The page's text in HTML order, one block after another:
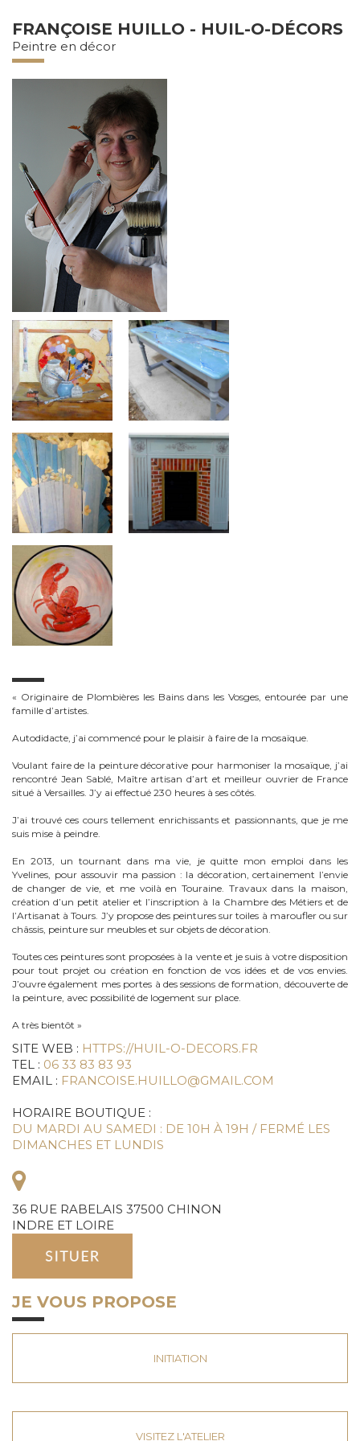
FRANÇOISE HUILLO - HUIL-O-DÉCORS
Peintre en décor
« Originaire de Plombières les Bains dans les Vosges, entourée par une
famille d’artistes.
Autodidacte, j’ai commencé pour le plaisir à faire de la mosaïque.
Voulant faire de la peinture décorative pour harmoniser la mosaïque, j’ai
rencontré Jean Sablé, Maître artisan d’art et meilleur ouvrier de France
situé à Versailles. J’y ai effectué 230 heures à ses côtés.
J’ai trouvé ces cours tellement enrichissants et passionnants, que je me
suis mise à peindre.
En 2013, un tournant dans ma vie, je quitte mon emploi dans les
Yvelines, pour assouvir ma passion : la décoration, certainement l’envie
de changer de vie, et me voilà en Touraine. Travaux dans la maison,
création d’un petit atelier et l’inscription à la Chambre des Métiers et de
l’Artisanat à Tours. J’y propose des peintures sur toiles à maroufler ou sur
châssis, peinture sur meubles et sur objets de décoration.
Toutes ces peintures sont proposées à la vente et je suis à votre disposition
pour tout projet ou création en fonction de vos idées et de vos envies.
J’ouvre également mes portes à des sessions de formation, découverte de
la peinture, avec possibilité de logement sur place.
A très bientôt »
SITE WEB : HTTPS://HUIL-O-DECORS.FR
TEL : 06 33 83 83 93
EMAIL : FRANCOISE.HUILLO@GMAIL.COM
HORAIRE BOUTIQUE :
DU MARDI AU SAMEDI : DE 10H À 19H / FERMÉ LES
DIMANCHES ET LUNDIS
36 RUE RABELAIS 37500 CHINON
INDRE ET LOIRE
JE VOUS PROPOSE
INITIATION
VISITEZ L'ATELIER